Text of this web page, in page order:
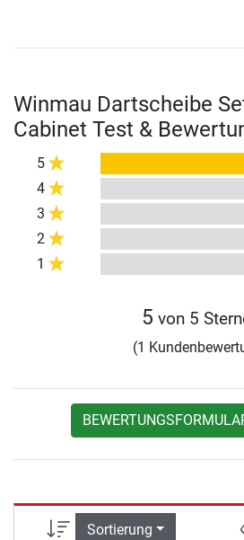
Winmau Dartscheibe
Cabinet Test &
5
4
3
2
1
5 von 5
(1
Sortierung